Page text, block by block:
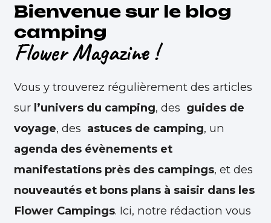
Bienvenue sur le blog
camping
Flower Magazine !
Vous y trouverez régulièrement des articles
sur l’univers du camping, des guides de
voyage, des astuces de camping, un
agenda des évènements et
manifestations près des campings, et des
nouveautés et bons plans à saisir dans les
Flower Campings. Ici, notre rédaction vous